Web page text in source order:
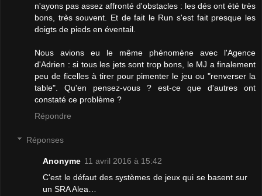
n'ayons pas assez affronté d'obstacles : les dés ont été très
bons, très souvent. Et de fait le Run s'est fait presque les
doigts de pieds en éventail.
Nous avions eu le même phénomène avec l'Agence
d'Adrien : si tous les jets sont trop bons, le MJ a finalement
peu de ficelles à tirer pour pimenter le jeu ou "renverser la
table". Qu'en pensez-vous ? est-ce que d'autres ont
constaté ce problème ?
Répondre
Réponses
Anonyme 11 avril 2016 à 15:42
C'est le défaut des systèmes de jeux qui se basent sur
un SRA Alea…